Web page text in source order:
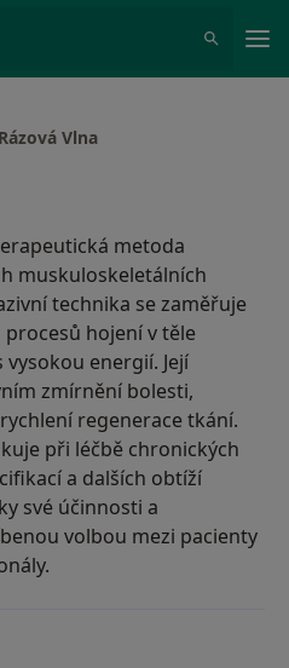
Rázová Vlna
metoda
muskuloskeletálních
technika se zaměřuje
hojení v těle
energií. Její
zmírnění bolesti,
regenerace tkání.
při léčbě chronických
a dalších obtíží
své účinnosti a
volbou mezi pacienty